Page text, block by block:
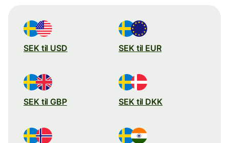
SEK til USD SEK til EUR
SEK til GBP SEK til DKK